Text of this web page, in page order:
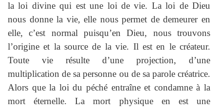
la loi divine qui est une loi de vie. La loi de Dieu
nous donne la vie, elle nous permet de demeurer en
elle, c’est normal puisqu’en Dieu, nous trouvons
l’origine et la source de la vie. Il est en le créateur.
Toute vie résulte d’une projection, d’une
multiplication de sa personne ou de sa parole créatrice.
Alors que la loi du péché entraîne et condamne à la
mort éternelle. La mort physique en est une